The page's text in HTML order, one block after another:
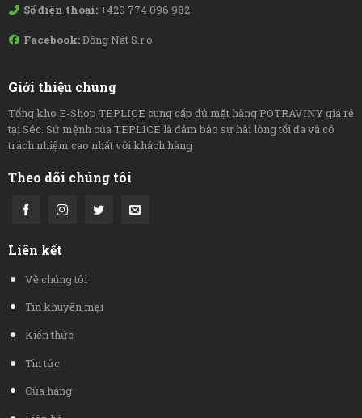
Số điện thoại: +420 774 096 982
Facebook:Đồng Nát S.r.o
Giới thiệu chung
Tổng kho E-Shop TEPLICE cung cấp đủ mặt hàng POTRAVINY giá rẻ
tại Séc. Sứ mệnh của TEPLICE là đảm bảo sự hài lòng tối đa và có
trách nhiệm cao nhất với khách hàng
Theo dõi chúng tôi
Liên kết
Về chúng tôi
Tin khuyến mại
Kiến thức
Tin tức
Của hàng